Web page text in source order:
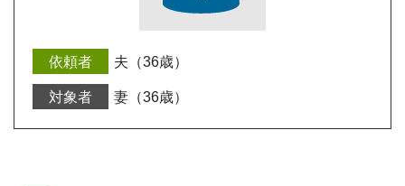
夫（36歳）
妻（36歳）